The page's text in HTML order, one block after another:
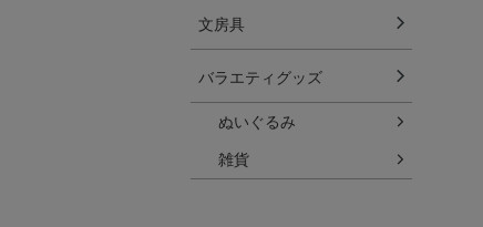
文房具
バラエティグッズ
ぬいぐるみ
雑貨